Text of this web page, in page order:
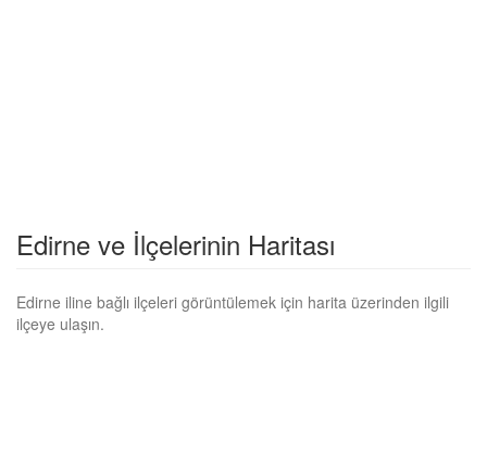
Edirne ve İlçelerinin Haritası
Edirne iline bağlı ilçeleri görüntülemek için harita üzerinden ilgili
ilçeye ulaşın.